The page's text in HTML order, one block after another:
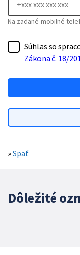
Na zadané mobilné
Súhlas so
Zákona č. 18/
»Späť
Dôležité